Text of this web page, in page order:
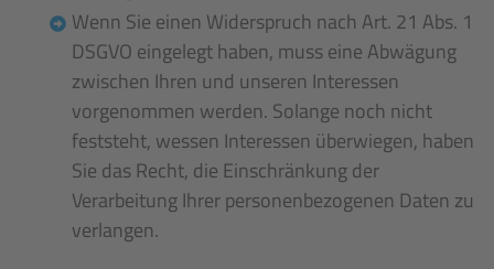
Wenn Sie einen Widerspruch nach Art. 21 Abs. 1
DSGVO eingelegt haben, muss eine Abwägung
zwischen Ihren und unseren Interessen
vorgenommen werden. Solange noch nicht
feststeht, wessen Interessen überwiegen, haben
Sie das Recht, die Einschränkung der
Verarbeitung Ihrer personenbezogenen Daten zu
verlangen.